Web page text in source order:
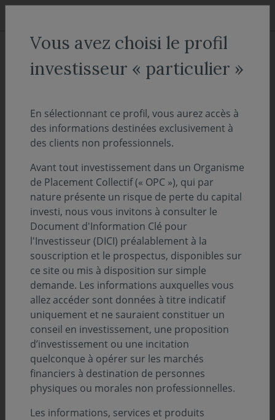
Aller au menu
Aller au contenu
ACCUEIL Décryptages
des entreprises sur le marché
du crédit en dollars !
PERSPECTIVES ÉCONOMIQUES ET FINANCIÈRES 08 avril 2024
Temps de lecture : 14 min
Découvrez et téléchargez l'intégralité de notre
suivi des marchés de la semaine - 08 avril
2024
Vous avez choisi le profil
investisseur « particulier »
En sélectionnant ce profil, vous aurez accès à
des informations destinées exclusivement à
des clients non professionnels.
Avant tout investissement dans un Organisme
de Placement Collectif (« OPC »), qui par
nature présente un risque de perte du capital
investi, nous vous invitons à consulter le
Document d'Information Clé pour
l'Investisseur (DICI) préalablement à la
souscription et le prospectus, disponibles sur
ce site ou mis à disposition sur simple
demande. Les informations auxquelles vous
allez accéder sont données à titre indicatif
uniquement et ne sauraient constituer un
conseil en investissement, une proposition
d’investissement ou une incitation
quelconque à opérer sur les marchés
financiers à destination de personnes
physiques ou morales non professionnelles.
Les informations, services et produits